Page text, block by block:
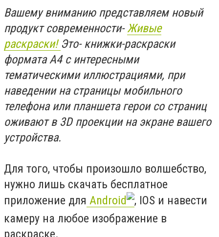
Вашему вниманию представляем новый
продукт современности-Живые
раскраски! Это- книжки-раскраски
формата А4 с интересными
тематическими иллюстрациями, при
наведении на страницы мобильного
телефона или планшета герои со страниц
оживают в 3D проекции на экране вашего
устройства.
Для того, чтобы произошло волшебство,
нужно лишь скачать бесплатное
приложение для Android
, IOS и навести
камеру на любое изображение в
раскраске.